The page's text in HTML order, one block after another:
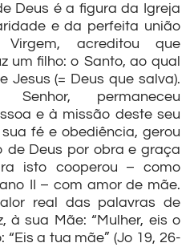
Deus é a figura da Igreja
e da perfeita união
acreditou que
um filho: o Santo, ao qual
Jesus (= Deus que salva).
permaneceu
e à missão deste seu
fé e obediência, gerou
de Deus por obra e graça
isto cooperou – como
II – com amor de mãe.
real das palavras de
à sua Mãe: “Mulher, eis o
“Eis a tua mãe” (Jo 19, 26-